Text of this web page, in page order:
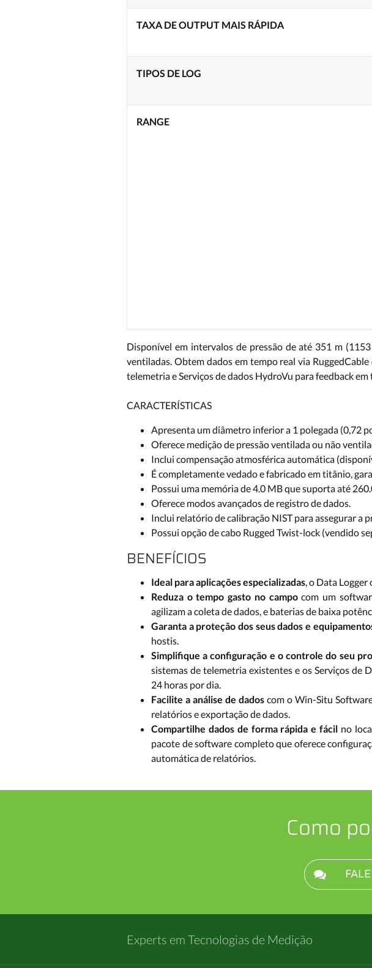
TAXA DE OUTPUT MAIS RÁPIDA
TIPOS DE LOG
RANGE
Disponível em intervalos de pressão de até 351 m
ventiladas. Obtem dados em tempo real via
telemetria e Serviços de dados HydroVu para feedback
CARACTERÍSTICAS
Apresenta um diâmetro inferior a 1 polegada (0,72
Oferece medição de pressão ventilada ou não
Inclui compensação atmosférica automática
É completamente vedado e fabricado em titânio,
Possui uma memória de 4.0 MB que suporta até
Oferece modos avançados de registro de dados.
Inclui relatório de calibração NIST para assegurar a
Possui opção de cabo Rugged Twist-lock (vendido
BENEFÍCIOS
Ideal para aplicações especializadas , o Data
Reduza o tempo gasto no campocom um
agilizam a coleta de dados, e baterias de baixa
Garanta a proteção dos seus dados e
hostis.
Simplifique a configuração e o controle do seu
sistemas de telemetria existentes e os Serviços de
24 horas por dia.
Facilite a análise de dados com o Win-Situ
relatórios e exportação de dados.
Compartilhe dados de forma rápida e fácil no
pacote de software completo que oferece
automática de relatórios.
Como
Experts em Tecnologias de Medição